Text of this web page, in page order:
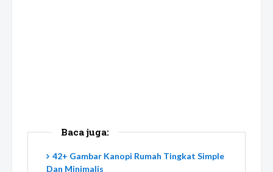
Baca juga:
42+ Gambar Kanopi Rumah Tingkat Simple
Dan Minimalis